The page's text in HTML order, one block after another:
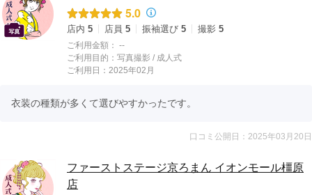
5.0
店内 5 店員 5 振袖選び 5 撮影 5
ご利用金額： --
ご利用目的： 写真撮影 / 成人式
ご利用日：2025年02月
衣装の種類が多くて選びやすかったです。
口コミ公開日：2025年03月20日
ファーストステージ京ろまん イオンモール橿原
店